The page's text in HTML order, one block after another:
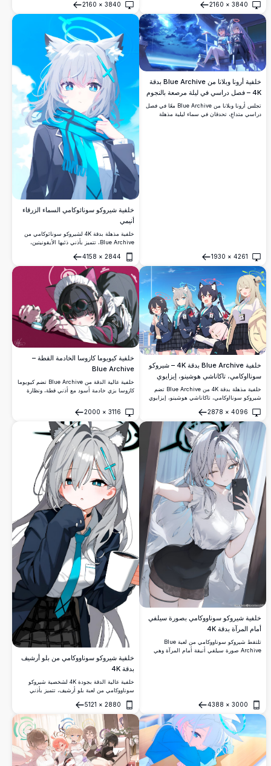
هذه الصورة مثالية للمحبيين الذين يتطلعون لتزيين
شاشاتهم بفن الأنيمي عالي الجودة.
3840
×
2160
فتح
العمل الفني الأنيمي عالي الدقة والمُصوَّر بشكل
جميل.
3840
×
2160
فتح
خلفية أرونا وبلانا من Blue Archive بدقة
4K – فصل دراسي في ليلة مرصعة بالنجوم
تجلس أرونا وبلانا من Blue Archive معًا في فصل
دراسي متداعٍ، تحدقان في سماء ليلية مذهلة
4261
×
1930
فتح
خلفية شيروكو سونائوكامي السماء الزرقاء
أنيمي
خلفية مذهلة بدقة 4K لشيروكو سونائوكامي من
Blue Archive، تتميز بأذني ذئبها الأيقونيتين،
الأزرق على خلفية السماء المشرقة. مثالية لمحبي
الأنيمي.
2844
×
4158
فتح
خلفية Blue Archive بدقة 4K – شيروكو
سونااوكامي، تاكاناشي هوشينو، إيزايوي
نونومي، كوروم سيريكا وأوكوسورا أيانهخلفية مذهلة بدقة 4K من Blue Archive تضم
شيروكو سونااوكامي، تاكاناشي هوشينو، إيزايوي
مدرسة أبيدوس تحت سماء زرقاء نابضة بالحياة،
مع أهالتهم المميزة وتعبيراتهم المبهجة.
4096
×
2878
فتح
خلفية كيويوما كازوسا الخادمة القطة –
Blue Archive
خلفية عالية الدقة من Blue Archive تضم كيويوما
كازوسا بزي خادمة أسود مع أذني قطة، ونظارة
3116
×
2000
فتح
خلفية شيروكو سوناووكامي بصورة سيلفي
أمام المرآة بدقة 4K
تلتقط شيروكو سوناووكامي من لعبة Blue
Archive صورة سيلفي أنيقة أمام المرآة وهي
3000
×
4388
فتح
خلفية شيروكو سوناووكامي من بلو أرشيف
بدقة 4K
خلفية عالية الدقة بجودة 4K لشخصية شيروكو
سوناووكامي من لعبة بلو أرشيف، تتميز بأذني
الزرقاء المخضرة، وزي البليزر الداكن، وكوب قهوة،
على خلفية بيضاء نظيفة.
2880
×
5121
فتح